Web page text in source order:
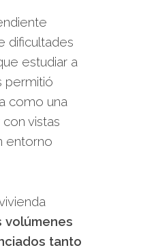
dificultades
estudiar a
permitió
como una
vistas
entorno
volúmenes
tanto